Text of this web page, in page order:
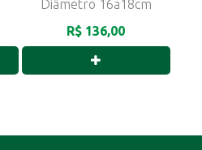
Diâmetro 16a18cm
R$ 136,00